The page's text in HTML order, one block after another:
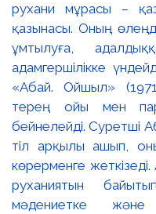
рухани мұрасы –
қазынасы. Оның
ұмтылуға,
адамгершілікке
«Абай. Ойшыл»
терең ойы мен
бейнелейді. Суретші
тіл арқылы ашып,
көрерменге
руханиятын
мәдениетке және